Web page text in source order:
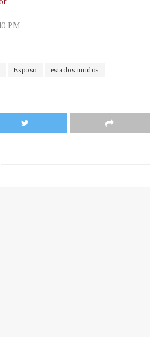
PM
Esposo estados unidos